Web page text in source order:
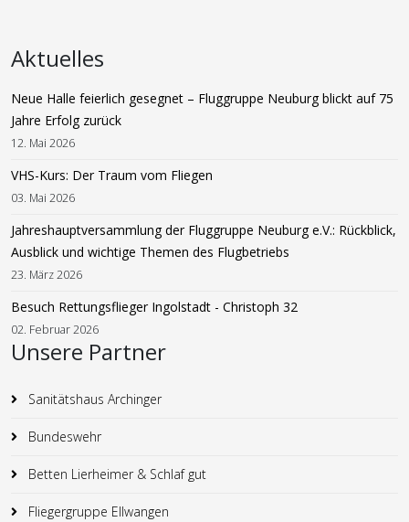
Aktuelles
Neue Halle feierlich gesegnet – Fluggruppe Neuburg blickt auf 75
Jahre Erfolg zurück
12. Mai 2026
VHS-Kurs: Der Traum vom Fliegen
03. Mai 2026
Jahreshauptversammlung der Fluggruppe Neuburg e.V.: Rückblick,
Ausblick und wichtige Themen des Flugbetriebs
23. März 2026
Besuch Rettungsflieger Ingolstadt - Christoph 32
02. Februar 2026
Unsere Partner
Sanitätshaus Archinger
Bundeswehr
Betten Lierheimer & Schlaf gut
Fliegergruppe Ellwangen